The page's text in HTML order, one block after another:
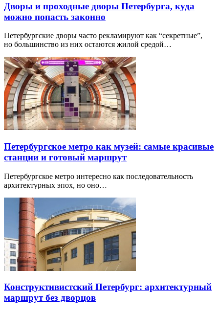
Дворы и проходные дворы Петербурга, куда
можно попасть законно
Петербургские дворы часто рекламируют как “секретные”,
но большинство из них остаются жилой средой…
Петербургское метро как музей: самые красивые
станции и готовый маршрут
Петербургское метро интересно как последовательность
архитектурных эпох, но оно…
Конструктивистский Петербург: архитектурный
маршрут без дворцов